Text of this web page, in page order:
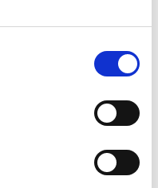
is 25% procent lichter
schoren is standaard
voorzien van een